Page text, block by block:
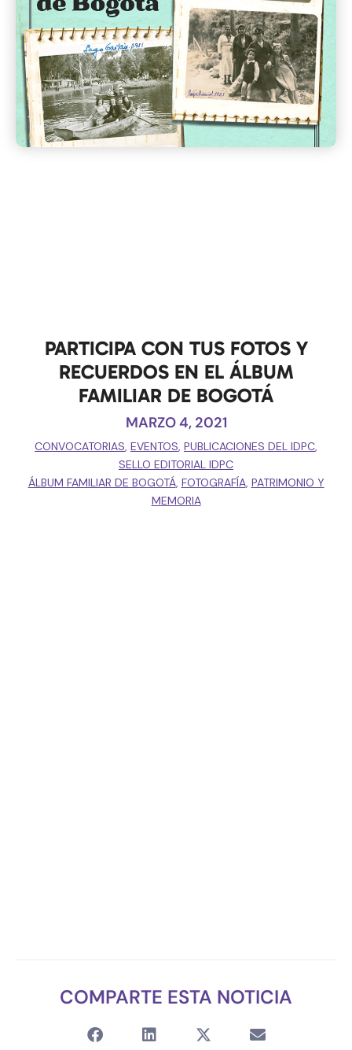
PARTICIPA CON TUS FOTOS Y
RECUERDOS EN EL ÁLBUM
FAMILIAR DE BOGOTÁ
MARZO 4, 2021
CONVOCATORIAS, EVENTOS, PUBLICACIONES DEL IDPC,
SELLO EDITORIAL IDPC
ÁLBUM FAMILIAR DE BOGOTÁ, FOTOGRAFÍA, PATRIMONIO Y
MEMORIA
COMPARTE ESTA NOTICIA